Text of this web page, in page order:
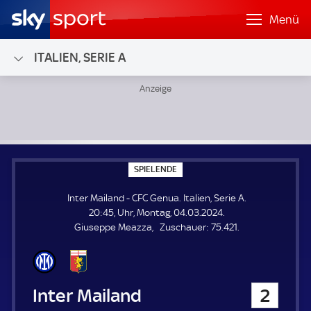
Menü
ITALIEN, SERIE A
SPIELENDE
P
E
L
E
N
Inter Mailand - CFC Genua. Italien, Serie A.
20:45, Uhr, Montag, 04.03.2024.
Giuseppe Meazza
Zuschauer: Z
75.421.
Inter Mailand 2